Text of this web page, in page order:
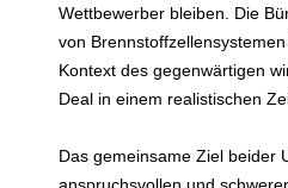
Wettbewerber bleiben. Die
von
Kontext des gegenwärtigen
Deal in einem realistischen
Das gemeinsame Ziel beider